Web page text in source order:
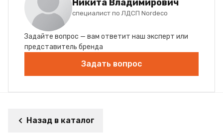
Никита Владимирович
специалист по ЛДСП Nordeco
Задайте вопрос — вам ответит наш эксперт или
представитель бренда
Задать вопрос
Назад в каталог